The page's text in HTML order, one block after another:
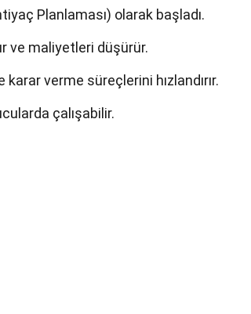
Planlaması) olarak başladı.
ve maliyetleri düşürür.
verme süreçlerini hızlandırır.
çalışabilir.